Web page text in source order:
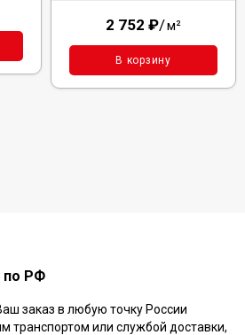
2 752 ₽/м²
В корзину
по РФ
заказ в любую точку России
транспортом или службой доставки,